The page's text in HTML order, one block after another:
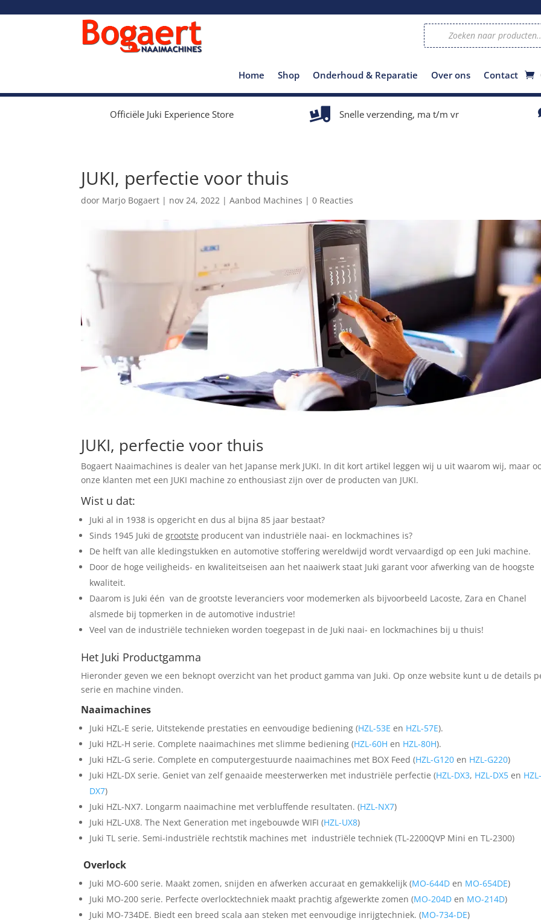
Producten
zoeken
Home Shop Onderhoud & Reparatie Over ons Contact
Officiële Juki Experience Store  Snelle verzending, ma t/m vr
JUKI, perfectie voor thuis
door Marjo Bogaert | nov 24, 2022 |Aanbod Machines |0 Reacties
JUKI, perfectie voor thuis
Bogaert Naaimachines is dealer van het Japanse merk JUKI. In dit kort artikel leggen wij u uit waarom wij, maar
onze klanten met een JUKI machine zo enthousiast zijn over de producten van JUKI.
Wist u dat:
Juki al in 1938 is opgericht en dus al bijna 85 jaar bestaat?
Sinds 1945 Juki degrootste producent van industriële naai- en lockmachines is?
De helft van alle kledingstukken en automotive stoffering wereldwijd wordt vervaardigd op een Juki machine.
Door de hoge veiligheids- en kwaliteitseisen aan het naaiwerk staat Juki garant voor afwerking van de hoogste
kwaliteit.
Daarom is Juki één van de grootste leveranciers voor modemerken als bijvoorbeeld Lacoste, Zara en Chanel
alsmede bij topmerken in de automotive industrie!
Veel van de industriële technieken worden toegepast in de Juki naai- en lockmachines bij u thuis!
Het Juki Productgamma
Hieronder geven we een beknopt overzicht van het product gamma van Juki. Op onze website kunt u de details
serie en machine vinden.
Naaimachines
Juki HZL-E serie, Uitstekende prestaties en eenvoudige bediening (HZL-53E en HZL-57E).
Juki HZL-H serie. Complete naaimachines met slimme bediening (HZL-60H en HZL-80H).
Juki HZL-G serie. Complete en computergestuurde naaimachines met BOX Feed (HZL-G120 en HZL-G220)
Juki HZL-DX serie. Geniet van zelf genaaide meesterwerken met industriële perfectie (HZL-DX3, HZL-DX5 en
DX7)
Juki HZL-NX7. Longarm naaimachine met verbluffende resultaten. (HZL-NX7)
Juki HZL-UX8. The Next Generation met ingebouwde WIFI (HZL-UX8)
Juki TL serie. Semi-industriële rechtstik machines met industriële techniek (TL-2200QVP Mini en TL-2300)
Overlock
Juki MO-600 serie. Maakt zomen, snijden en afwerken accuraat en gemakkelijk (MO-644D en MO-654DE)
Juki MO-200 serie. Perfecte overlocktechniek maakt prachtig afgewerkte zomen (MO-204D en MO-214D)
Juki MO-734DE. Biedt een breed scala aan steken met eenvoudige inrijgtechniek. (MO-734-DE)